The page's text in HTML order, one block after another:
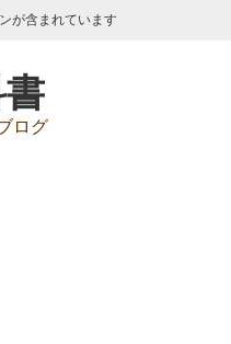
が含まれています
ログ